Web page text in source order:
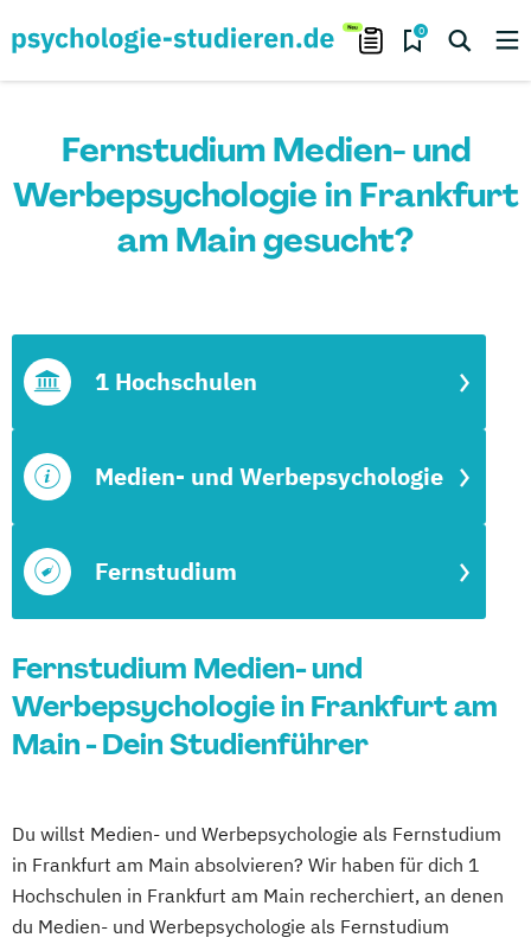
0
Fernstudium Medien- und
Werbepsychologie in Frankfurt
am Main gesucht?
Fernstudium
Medien- und Werbepsychologie
1 Hochschulen
Fernstudium Medien- und
Werbepsychologie in Frankfurt am
Main - Dein Studienführer
Du willst Medien- und Werbepsychologie als Fernstudium
in Frankfurt am Main absolvieren? Wir haben für dich 1
Hochschulen in Frankfurt am Main recherchiert, an denen
du Medien- und Werbepsychologie als Fernstudium